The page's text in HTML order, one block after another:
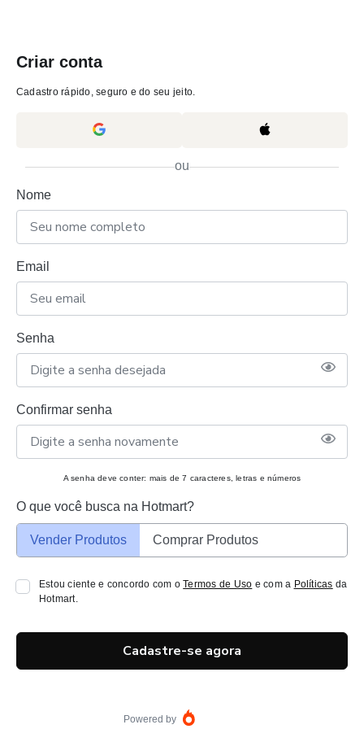
Criar conta
Cadastro rápido, seguro e do seu jeito.
ou
Nome
Email
Senha
Confirmar senha
A senha deve conter: mais de 7 caracteres, letras e números
O que você busca na Hotmart?
Vender Produtos Comprar Produtos
Estou ciente e concordo com oTermos de Uso e com a Políticas da
Hotmart.
Cadastre-se agora
Powered by